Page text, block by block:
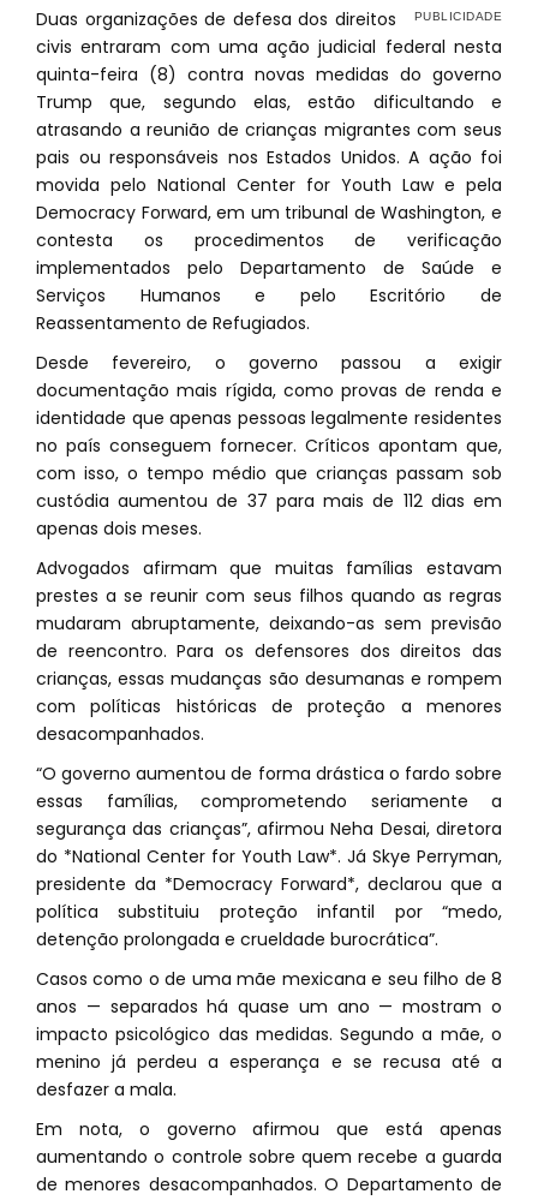
Duas organizações de defesa dos direitos
civis entraram com uma ação judicial federal nesta
quinta-feira (8) contra novas medidas do governo
Trump que, segundo elas, estão dificultando e
atrasando a reunião de crianças migrantes com seus
pais ou responsáveis nos Estados Unidos. A ação foi
movida pelo National Center for Youth Law e pela
Democracy Forward, em um tribunal de Washington, e
contesta os procedimentos de verificação
implementados pelo Departamento de Saúde e
Serviços Humanos e pelo Escritório de
Reassentamento de Refugiados.
Desde fevereiro, o governo passou a exigir
documentação mais rígida, como provas de renda e
identidade que apenas pessoas legalmente residentes
no país conseguem fornecer. Críticos apontam que,
com isso, o tempo médio que crianças passam sob
custódia aumentou de 37 para mais de 112 dias em
apenas dois meses.
Advogados afirmam que muitas famílias estavam
prestes a se reunir com seus filhos quando as regras
mudaram abruptamente, deixando-as sem previsão
de reencontro. Para os defensores dos direitos das
crianças, essas mudanças são desumanas e rompem
com políticas históricas de proteção a menores
desacompanhados.
“O governo aumentou de forma drástica o fardo sobre
essas famílias, comprometendo seriamente a
segurança das crianças”, afirmou Neha Desai, diretora
do *National Center for Youth Law*. Já Skye Perryman,
presidente da *Democracy Forward*, declarou que a
política substituiu proteção infantil por “medo,
detenção prolongada e crueldade burocrática”.
Casos como o de uma mãe mexicana e seu filho de 8
anos — separados há quase um ano — mostram o
impacto psicológico das medidas. Segundo a mãe, o
menino já perdeu a esperança e se recusa até a
desfazer a mala.
Em nota, o governo afirmou que está apenas
aumentando o controle sobre quem recebe a guarda
de menores desacompanhados. O Departamento de